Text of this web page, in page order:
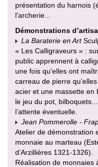
présentation du harnois
l’archerie...
Démonstrations
La Baraterie en Art
« Les Calligraveurs » :
public apprennent à
une fois qu’elles ont
carreau de pierre
acier et une massette en
le jeu du pot,
l’attente éventuelle.
Jean Pommerolle -
Atelier de démonstration
monnaie au marteau
d’Arzillières 1321-1326).
Réalisation de monnaies